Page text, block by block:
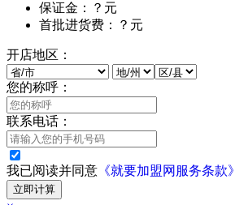
保证金：？元
首批进货费：？元
开店地区：
您的称呼：
联系电话：
我已阅读并同意 《就要加盟网服务条款》
立即计算